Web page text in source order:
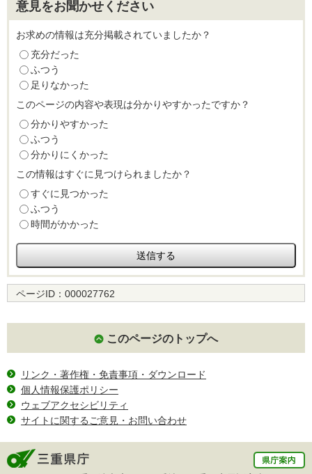
意見をお聞かせください
お求めの情報は充分掲載されていましたか？
充分だった
ふつう
足りなかった
このページの内容や表現は分かりやすかったですか？
分かりやすかった
ふつう
分かりにくかった
この情報はすぐに見つけられましたか？
すぐに見つかった
ふつう
時間がかかった
ページID： 000027762
このページのトップへ
リンク・著作権・免責事項・ダウンロード
個人情報保護ポリシー
ウェブアクセシビリティ
サイトに関するご意見・お問い合わせ